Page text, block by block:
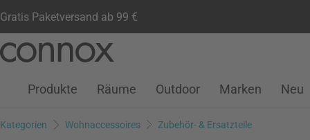
Gratis Paketversand ab 99 €
Seiteninhalt
Suchfeld
Kundenkonto
Wunschliste
Warenkorb
Produkte Räume Outdoor Marken Neu
Kategorien Wohnaccessoires Zubehör- & Ersatzteile